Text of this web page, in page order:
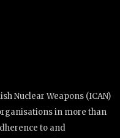
Nuclear Weapons (ICAN)
in more than
to and